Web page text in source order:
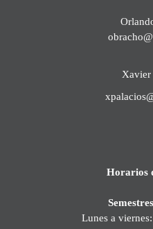
Xavier
Horarios
Lunes a